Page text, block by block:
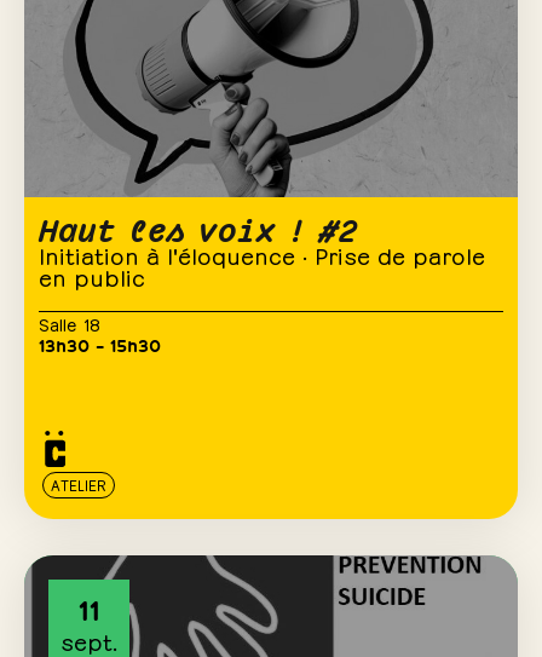
Haut les voix ! #2
Initiation à l'éloquence · Prise de parole
en public
Salle 18
13h30 – 15h30
ATELIER
11
sept.